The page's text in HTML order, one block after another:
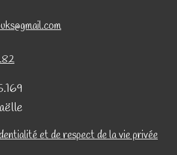
et de respect de la vie privée